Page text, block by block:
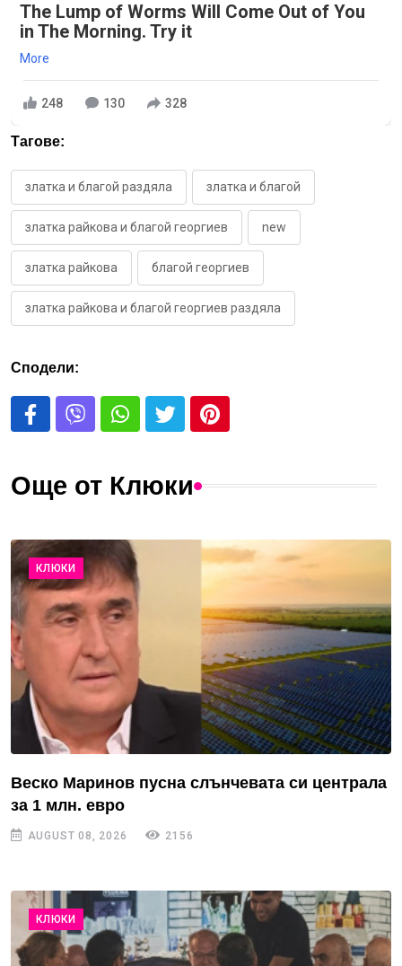
The Lump of Worms Will Come Out of You
in The Morning. Try it
More
248 130 328
Тагове:
златка и благой раздяла златка и благой
златка райкова и благой георгиев new
златка райкова благой георгиев
златка райкова и благой георгиев раздяла
Сподели:
Още от Клюки
КЛЮКИ
Веско Маринов пусна слънчевата си централа
за 1 млн. евро
AUGUST 08, 2026 2156
КЛЮКИ